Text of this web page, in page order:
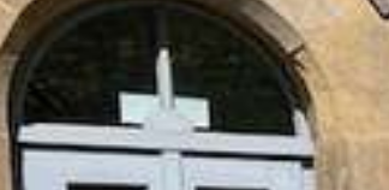
Bildung für nachhaltige Entwicklung
Kooperationen
Ganztag